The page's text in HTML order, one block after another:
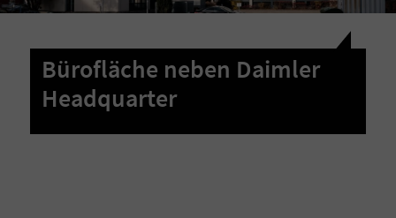
Bürofläche neben Daimler
Headquarter